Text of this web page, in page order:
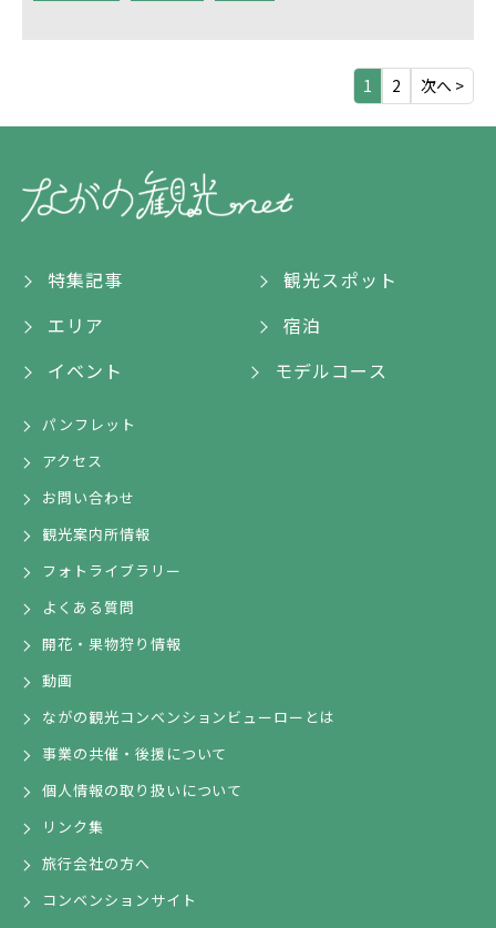
1 2 次へ >
特集記事
観光スポット
エリア
宿泊
イベント
モデルコース
パンフレット
アクセス
お問い合わせ
観光案内所情報
フォトライブラリー
よくある質問
開花・果物狩り情報
動画
ながの観光コンベンションビューローとは
事業の共催・後援について
個人情報の取り扱いについて
リンク集
旅行会社の方へ
コンベンションサイト